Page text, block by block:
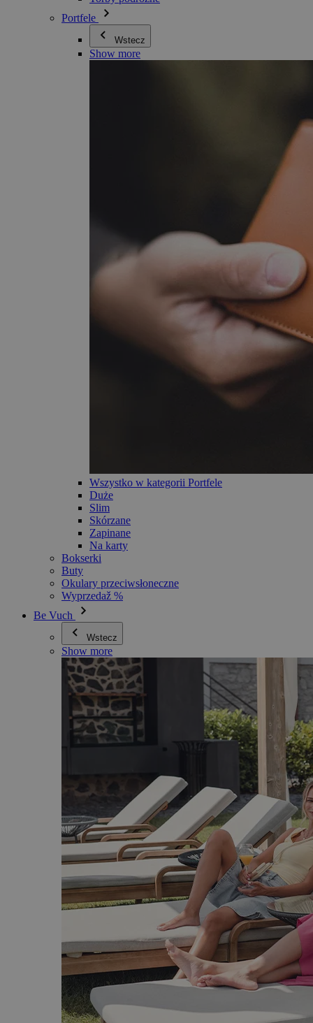
Portfele
Wstecz
Show more
Wszystko w kategorii Portfele
Duże
Slim
Skórzane
Zapinane
Na karty
Bokserki
Buty
Okulary przeciwsłoneczne
Wyprzedaž %
Be Vuch
Wstecz
Show more